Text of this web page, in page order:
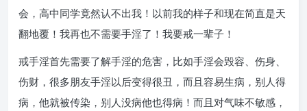
会，高中同学竟然认不出我！以前我的样子和现在简直是天
翻地覆！我再也不需要手淫了！我要戒一辈子！
戒手淫首先需要了解手淫的危害，比如手淫会毁容、伤身、
伤财，很多朋友手淫以后变得很丑，而且容易生病，别人得
病，他就被传染，别人没病他也得病！而且对气味不敏感，